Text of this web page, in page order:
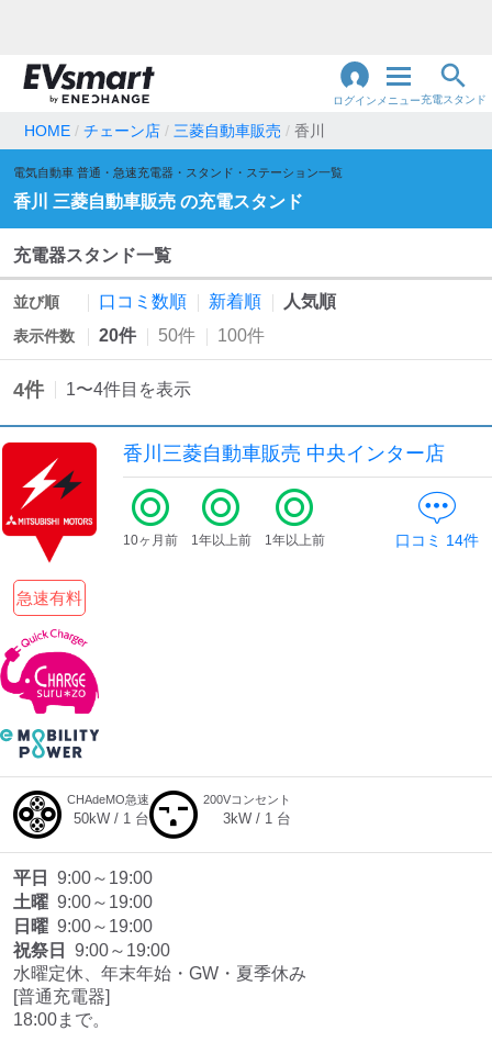
ログイン メニュー充電スタンド
地名・観光スポット・住所
充電器の種類
急速充電器のみ表示
認証システム
EV充電エネチェンジ e-Mobility Power
ディーラー
三菱ディーラーを表示
トヨタディーラーを表
示
充電器の出力
車種
検索する
HOME チェーン店 三菱自動車販売 香川
電気自動車 普通・急速充電器・スタンド・ステーション一覧
香川 三菱自動車販売 の充電スタンド
充電器スタンド一覧
並び順 口コミ数順 新着順 人気順
表示件数 20件 50件 100件
4件 1〜4件目を表示
香川三菱自動車販売 中央インター店
急速有料
10ヶ月前 1年以上前 1年以上前 口コミ 14件
CHAdeMO急速
50kW / 1 台
200Vコンセント
3kW / 1 台
平日
9:00～19:00
土曜 9:00～19:00
日曜 9:00～19:00
祝祭日
9:00～19:00
水曜定休、年末年始・GW・夏季休み
[普通充電器]
18:00まで。